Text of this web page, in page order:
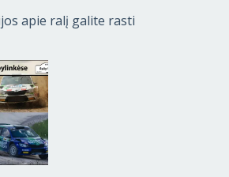
apie ralį galite rasti